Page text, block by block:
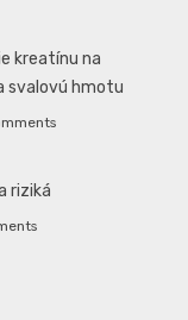
kreatínu na
svalovú hmotu
riziká